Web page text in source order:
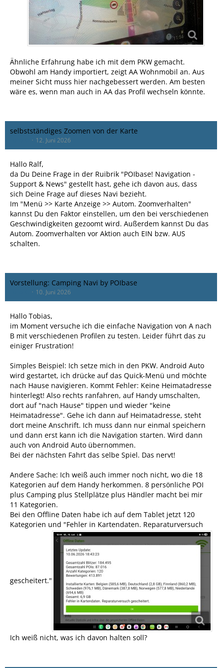
Ähnliche Erfahrung habe ich mit dem PKW gemacht.
Obwohl am Handy importiert, zeigt AA Wohnmobil an. Aus
meiner Sicht muss hier nachgebessert werden. Am besten
wäre es, wenn man auch in AA das Profil wechseln könnte.
selbstständiges Zoomen von der Karte
12. Juni 2026
Hallo Ralf,
da Du Deine Frage in der Ruibrik "POIbase! Navigation -
Support & News" gestellt hast, gehe ich davon aus, dass
sich Deine Frage auf dieses Navi bezieht.
Im "Menü >> Karte Anzeige >> Autom. Zoomverhalten"
kannst Du den Faktor einstellen, um den bei verschiedenen
Geschwindigkeiten gezoomt wird. Außerdem kannst Du das
Autom. Zoomverhalten vor Aktion auch EIN bzw. AUS
schalten.
Vorstellung: Camping Navi by POIbase
10. Juni 2026
Hallo Tobias,
im Moment versuche ich die einfache Navigation von A nach
B mit verschiedenen Profilen zu testen. Leider führt das zu
einiger Frustration!
Simples Beispiel: Ich setze mich in den PKW. Android Auto
wird gestartet, ich drücke auf das Quick-Menü und möchte
nach Hause navigieren. Kommt Fehler: Keine Heimatadresse
hinterlegt! Also rechts ranfahren, auf Handy umschalten,
dort auf "nach Hause" tippen und wieder "keine
Heimatadresse". Gehe ich dann auf Heimatadresse, steht
dort meine Anschrift. Ich muss dann nur einmal speichern
und dann erst kann ich die Navigation starten. Wird dann
auch von Android Auto übernommen.
Bei der nächsten Fahrt das selbe Spiel. Das nervt!
Andere Sache: Ich weiß auch immer noch nicht, wo die 18
Kategorien auf dem Handy herkommen. 8 persönliche POI
plus Camping plus Stellplätze plus Händler macht bei mir
11 Kategorien.
Bei den Offline Daten habe ich auf dem Tablet jetzt 120
Kategorien und "Fehler in Kartendaten. Reparaturversuch
gescheitert."
Ich weiß nicht, was ich davon halten soll?